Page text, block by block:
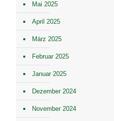
Mai 2025
April 2025
März 2025
Februar 2025
Januar 2025
Dezember 2024
November 2024